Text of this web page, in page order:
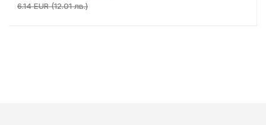
6.14 EUR (12.01 лв.)